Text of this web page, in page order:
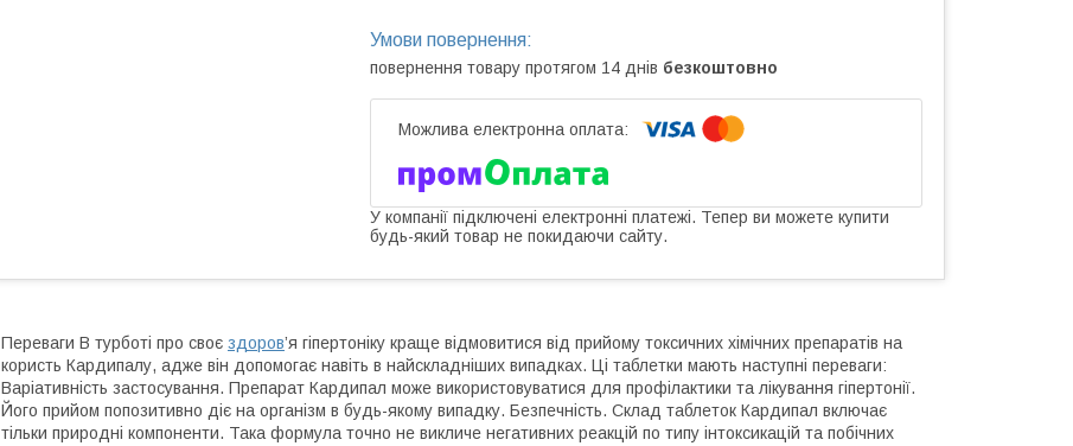
повернення товару протягом 14 днів безкоштовно
У компанії підключені електронні платежі. Тепер ви можете купити
будь-який товар не покидаючи сайту.
Переваги В турботі про своє здоров’я гіпертоніку краще відмовитися від прийому токсичних хімічних препаратів на
користь Кардипалу, адже він допомогає навіть в найскладніших випадках. Ці таблетки мають наступні переваги:
Варіативність застосування. Препарат Кардипал може використовуватися для профілактики та лікування гіпертонії.
Його прийом попозитивно діє на організм в будь-якому випадку. Безпечність. Склад таблеток Кардипал включає
тільки природні компоненти. Така формула точно не викличе негативних реакцій по типу інтоксикацій та побічних